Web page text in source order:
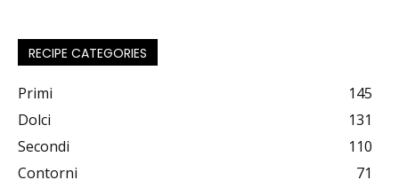
RECIPE CATEGORIES
Primi
145
Dolci
131
Secondi
110
Contorni
71